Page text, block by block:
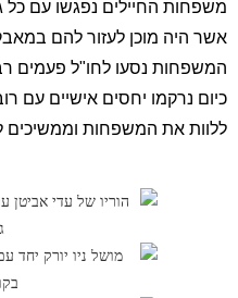
משפחות החיילים נפגשו עם
אשר היה מוכן לעזור להם
המשפחות נסעו לחו"ל פעמים
כיום נרקמו יחסים אישיים עם
ללוות את המשפחות וממשיכים